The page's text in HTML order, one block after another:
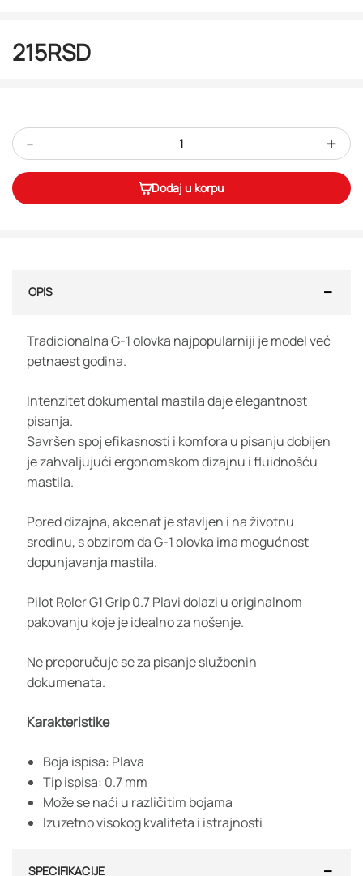
215RSD
- +
Dodaj u korpu
OPIS
Tradicionalna G-1 olovka najpopularniji je model već
petnaest godina.
Intenzitet dokumental mastila daje elegantnost
pisanja.
Savršen spoj efikasnosti i komfora u pisanju dobijen
je zahvaljujući ergonomskom dizajnu i fluidnošću
mastila.
Pored dizajna, akcenat je stavljen i na životnu
sredinu, s obzirom da G-1 olovka ima mogućnost
dopunjavanja mastila.
Pilot Roler G1 Grip 0.7 Plavi dolazi u originalnom
pakovanju koje je idealno za nošenje.
Ne preporučuje se za pisanje službenih
dokumenata.
Karakteristike
Boja ispisa: Plava
Tip ispisa: 0.7 mm
Može se naći u različitim bojama
Izuzetno visokog kvaliteta i istrajnosti
SPECIFIKACIJE